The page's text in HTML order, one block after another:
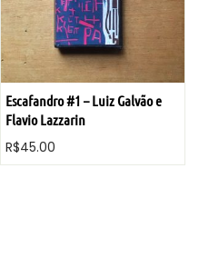
Escafandro #1 – Luiz Galvão e
Flavio Lazzarin
R$45.00